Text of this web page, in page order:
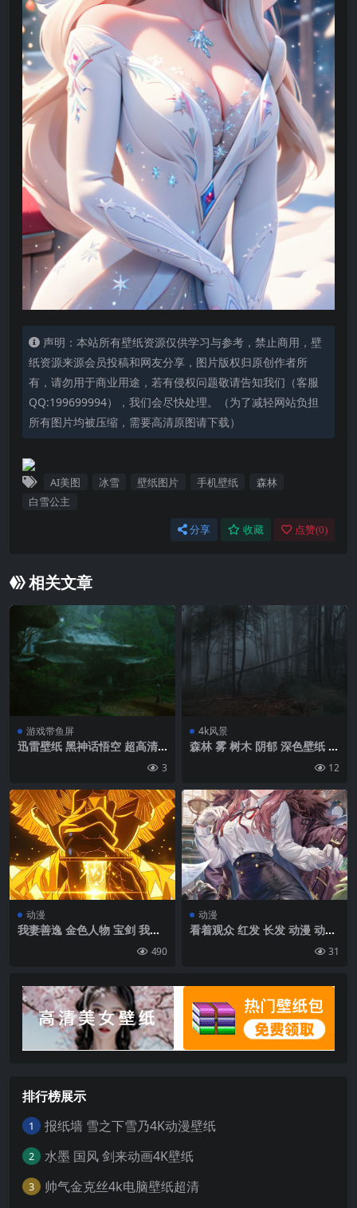
声明：本站所有壁纸资源仅供学习与参考，禁止商用，壁
纸资源来源会员投稿和网友分享，图片版权归原创作者所
有，请勿用于商业用途，若有侵权问题敬请告知我们（客服
QQ:199699994），我们会尽快处理。（为了减轻网站负担
所有图片均被压缩，需要高清原图请下载）
AI美图 冰雪 壁纸图片 手机壁纸
森林
白雪公主
分享 收藏 点赞(0)
相关文章
游戏带鱼屏
迅雷壁纸 黑神话悟空 超高清
3
4k风景
森林 雾 树木 阴郁 深色壁纸 背
12
动漫
我妻善逸 金色人物 宝剑 我妻
490
动漫
看着观众 红发 长发 动漫 动漫
睛 脸红 角 电话 纸 领结 Aru R
31
排行榜展示
1 报纸墙 雪之下雪乃4K动漫壁纸
2 水墨 国风 剑来动画4K壁纸
3
帅气金克丝4k电脑壁纸超清